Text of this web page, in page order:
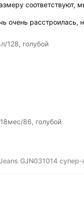
соответствуют,
очень расстроилась,
128, голубой
86, голубой
GJN031014 супер-